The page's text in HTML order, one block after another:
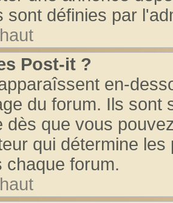
sont définies par
Post-it ?
en-
du forum. Ils
dès que vous
qui détermine
chaque forum.